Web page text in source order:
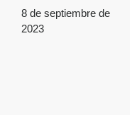
8 de septiembre de
2023